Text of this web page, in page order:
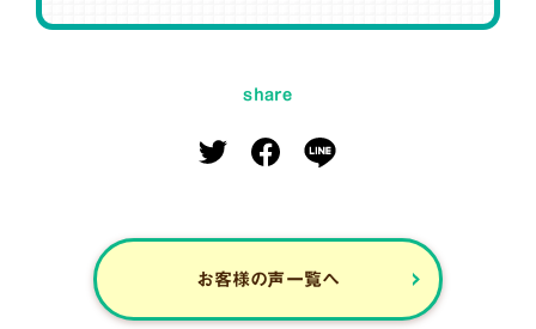
share
お客様の声一覧へ